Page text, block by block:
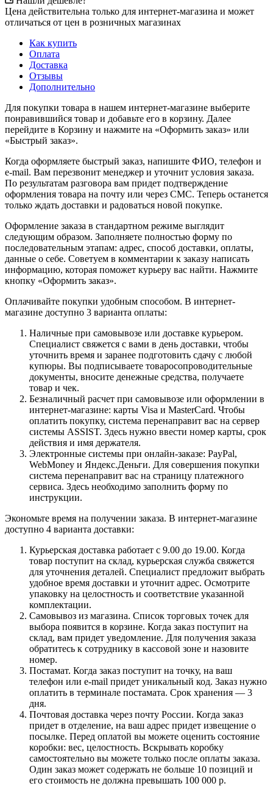
Цена действительна только для интернет-магазина и может
отличаться от цен в розничных магазинах
Как купить
Оплата
Доставка
Отзывы
Дополнительно
Для покупки товара в нашем интернет-магазине выберите
понравившийся товар и добавьте его в корзину. Далее
перейдите в Корзину и нажмите на «Оформить заказ» или
«Быстрый заказ».
Когда оформляете быстрый заказ, напишите ФИО, телефон и
e-mail. Вам перезвонит менеджер и уточнит условия заказа.
По результатам разговора вам придет подтверждение
оформления товара на почту или через СМС. Теперь останется
только ждать доставки и радоваться новой покупке.
Оформление заказа в стандартном режиме выглядит
следующим образом. Заполняете полностью форму по
последовательным этапам: адрес, способ доставки, оплаты,
данные о себе. Советуем в комментарии к заказу написать
информацию, которая поможет курьеру вас найти. Нажмите
кнопку «Оформить заказ».
Оплачивайте покупки удобным способом. В интернет-
магазине доступно 3 варианта оплаты:
Наличные при самовывозе или доставке курьером.
Специалист свяжется с вами в день доставки, чтобы
уточнить время и заранее подготовить сдачу с любой
купюры. Вы подписываете товаросопроводительные
документы, вносите денежные средства, получаете
товар и чек.
Безналичный расчет при самовывозе или оформлении в
интернет-магазине: карты Visa и MasterCard. Чтобы
оплатить покупку, система перенаправит вас на сервер
системы ASSIST. Здесь нужно ввести номер карты, срок
действия и имя держателя.
Электронные системы при онлайн-заказе: PayPal,
WebMoney и Яндекс.Деньги. Для совершения покупки
система перенаправит вас на страницу платежного
сервиса. Здесь необходимо заполнить форму по
инструкции.
Экономьте время на получении заказа. В интернет-магазине
доступно 4 варианта доставки:
Курьерская доставка работает с 9.00 до 19.00. Когда
товар поступит на склад, курьерская служба свяжется
для уточнения деталей. Специалист предложит выбрать
удобное время доставки и уточнит адрес. Осмотрите
упаковку на целостность и соответствие указанной
комплектации.
Самовывоз из магазина. Список торговых точек для
выбора появится в корзине. Когда заказ поступит на
склад, вам придет уведомление. Для получения заказа
обратитесь к сотруднику в кассовой зоне и назовите
номер.
Постамат. Когда заказ поступит на точку, на ваш
телефон или e-mail придет уникальный код. Заказ нужно
оплатить в терминале постамата. Срок хранения — 3
дня.
Почтовая доставка через почту России. Когда заказ
придет в отделение, на ваш адрес придет извещение о
посылке. Перед оплатой вы можете оценить состояние
коробки: вес, целостность. Вскрывать коробку
самостоятельно вы можете только после оплаты заказа.
Один заказ может содержать не больше 10 позиций и
его стоимость не должна превышать 100 000 р.